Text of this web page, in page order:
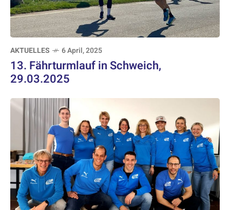
AKTUELLES 6 April, 2025
13. Fährturmlauf in Schweich,
29.03.2025